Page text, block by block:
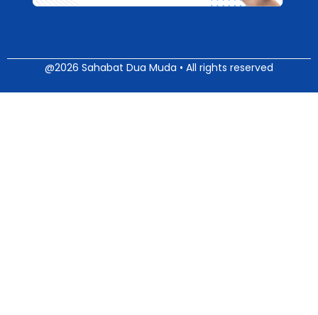
@2026 Sahabat Dua Muda • All rights reserved